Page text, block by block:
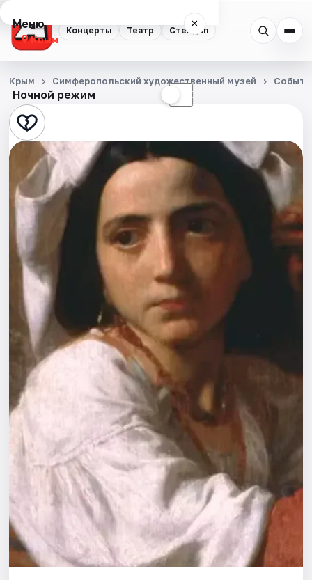
Концерты Театр Стендап
Меню ×
Крым
Концерты
Театр
Стендап
События
Города
Площадки
Артисты
Рейтинги
Ночной режим ☾
Крым Симферопольский художественный музей